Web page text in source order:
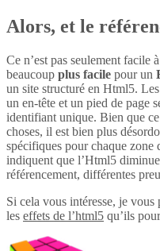
Alors, et le
Ce n’est pas seulement facile
beaucoup plus facile pour un
un site structuré en Html5.
un en-tête et un pied de page
identifiant unique. Bien que
choses, il est bien plus
spécifiques pour chaque zone
indiquent que l’Html5
référencement, différentes
Si cela vous intéresse, je vous
les effets de l’html5 qu’ils